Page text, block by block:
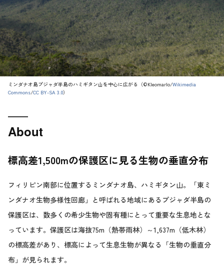
ミンダナオ島プジャダ半島のハミギタン山を中心に広がる（©Kleomarlo/Wikimedia
Commons/CC BY-SA 3.0）
About
標高差1,500mの保護区に見る生物の垂直分布
フィリピン南部に位置するミンダナオ島、ハミギタン山。「東ミ
ンダナオ生物多様性回廊」と呼ばれる地域にあるプジャダ半島の
保護区は、数多くの希少生物や固有種にとって重要な生息地とな
っています。保護区は海抜75m（熱帯雨林）～1,637m（低木林）
の標高差があり、標高によって生息生物が異なる「生物の垂直分
布」が見られます。